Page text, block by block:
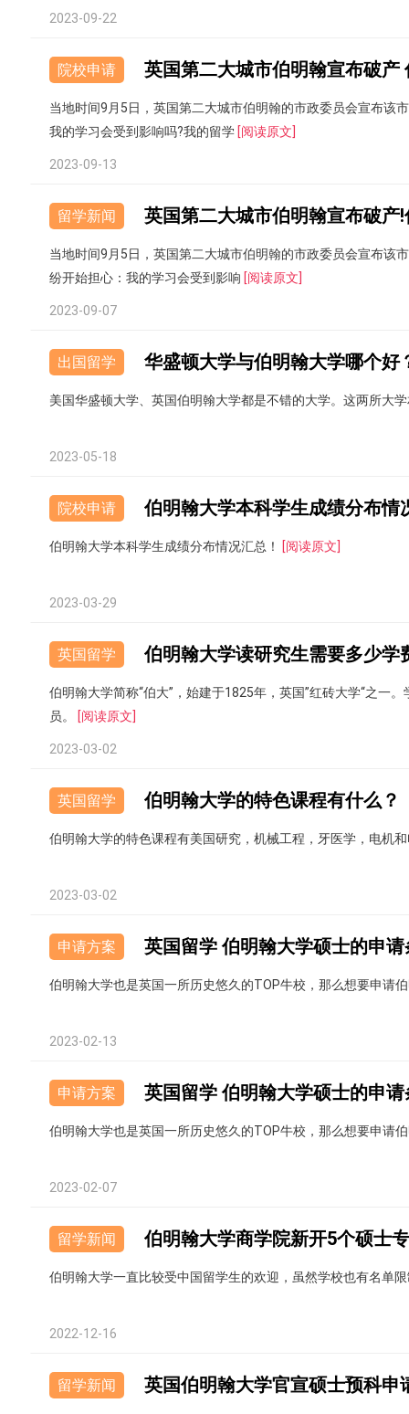
2023-09-22
院校申请
当地时间9月5日，英国第二大城市伯明翰的市政委员会宣布该
我的学习会受到影响吗?我的留学 [阅读原文]
2023-09-13
留学新闻
当地时间9月5日，英国第二大城市伯明翰的市政委员会宣布该
纷开始担心：我的学习会受到影响 [阅读原文]
2023-09-07
出国留学 华盛顿大学与伯明翰大学哪个好
美国华盛顿大学、英国伯明翰大学都是不错的大学。这两所大
2023-05-18
院校申请 伯明翰大学本科学生成绩分布情
伯明翰大学本科学生成绩分布情况汇总！ [阅读原文]
2023-03-29
英国留学 伯明翰大学读研究生需要多少学
伯明翰大学简称“伯大”，始建于1825年，英国”红砖大学“之一
员。
[阅读原文]
2023-03-02
英国留学 伯明翰大学的特色课程有什么？
伯明翰大学的特色课程有美国研究，机械工程，牙医学，电机
2023-03-02
申请方案 英国留学 伯明翰大学硕士的申请
伯明翰大学也是英国一所历史悠久的TOP牛校，那么想要申请
2023-02-13
申请方案 英国留学 伯明翰大学硕士的申请
伯明翰大学也是英国一所历史悠久的TOP牛校，那么想要申请
2023-02-07
留学新闻 伯明翰大学商学院新开5个硕士
伯明翰大学一直比较受中国留学生的欢迎，虽然学校也有名单
2022-12-16
留学新闻 英国伯明翰大学官宣硕士预科申